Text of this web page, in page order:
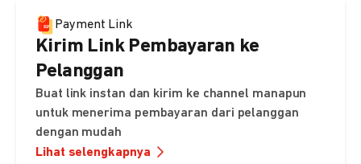
Payment Link
Kirim Link Pembayaran ke
Pelanggan
Buat link instan dan kirim ke channel manapun
untuk menerima pembayaran dari pelanggan
dengan mudah
Lihat selengkapnya